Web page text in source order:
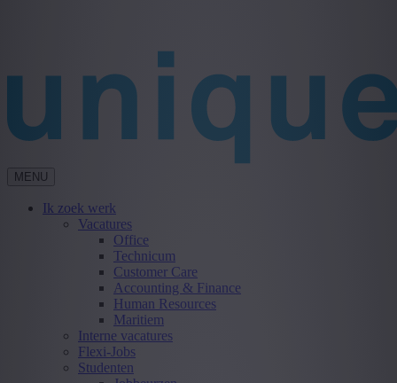
MENU
Ik zoek werk
Vacatures
Office
Technicum
Customer Care
Accounting & Finance
Human Resources
Maritiem
Interne vacatures
Flexi-Jobs
Studenten